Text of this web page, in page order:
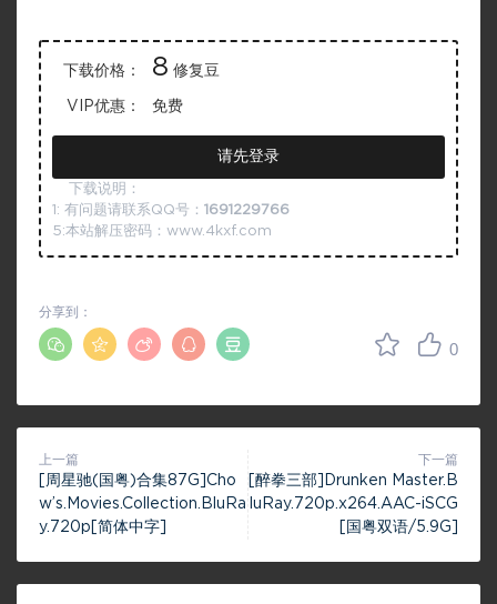
下载价格： 8 修复豆
VIP优惠： 免费
请先登录
下载说明：
1: 有问题请联系QQ号： 1691229766
5:本站解压密码：www.4kxf.com
0
分享到：
上一篇
[周星驰(国粤)合集87G]Cho
w’s.Movies.Collection.BluRa
y.720p[简体中字]
下一篇
[醉拳三部]Drunken Master.B
luRay.720p.x264.AAC-iSCG
[国粤双语/5.9G]